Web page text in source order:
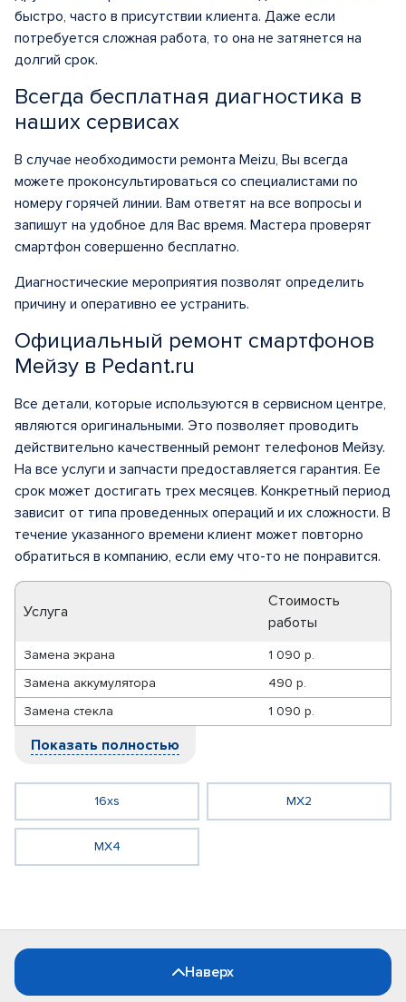
быстро, часто в присутствии клиента. Даже если
потребуется сложная работа, то она не затянется на
долгий срок.
Всегда бесплатная диагностика в
наших сервисах
В случае необходимости ремонта Meizu, Вы всегда
можете проконсультироваться со специалистами по
номеру горячей линии. Вам ответят на все вопросы и
запишут на удобное для Вас время. Мастера проверят
смартфон совершенно бесплатно.
Диагностические мероприятия позволят определить
причину и оперативно ее устранить.
Официальный ремонт смартфонов
Мейзу в Pedant.ru
Все детали, которые используются в сервисном центре,
являются оригинальными. Это позволяет проводить
действительно качественный ремонт телефонов Мейзу.
На все услуги и запчасти предоставляется гарантия. Ее
срок может достигать трех месяцев. Конкретный период
зависит от типа проведенных операций и их сложности. В
течение указанного времени клиент может повторно
обратиться в компанию, если ему что-то не понравится.
Услуга
Стоимость
работы
Замена экрана
1 090 р.
Замена аккумулятора
490 р.
Замена стекла
1 090 р.
Показать полностью
16xs MX2
MX4
Наверх